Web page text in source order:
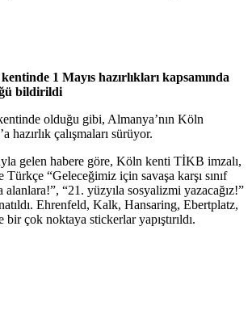
1 Mayıs hazırlıkları kapsamında
bildirildi
olduğu gibi, Almanya’nın Köln
hazırlık çalışmaları sürüyor.
gelen habere göre, Köln kenti TİKB imzalı,
“Geleceğimiz için savaşa karşı sınıf
alanlara!”, “21. yüzyıla sosyalizmi yazacağız!”
Ehrenfeld, Kalk, Hansaring, Ebertplatz,
çok noktaya stickerlar yapıştırıldı.